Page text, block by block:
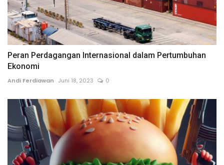
Peran Perdagangan Internasional dalam Pertumbuhan
Ekonomi
Andi Ferdiawan Juni 18, 2023 0